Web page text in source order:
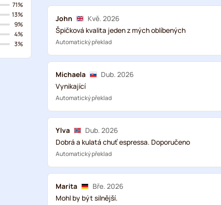
71%
13%
9%
4%
3%
John
Kvě. 2026
Špičková kvalita jeden z mých oblíbených
Automatický překlad
Michaela
Dub. 2026
Vynikající
Automatický překlad
Ylva
Dub. 2026
Dobrá a kulatá chuť espressa. Doporučeno
Automatický překlad
Marita
Bře. 2026
Mohl by být silnější.